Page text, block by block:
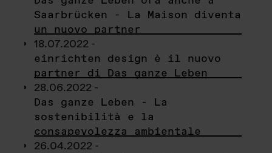
Saarbrücken - La Maison diventa
un nuovo partner
18.07.2022 -
einrichten design è il nuovo
partner di Das ganze Leben
28.06.2022 -
Das ganze Leben - La
sostenibilità e la
consapevolezza ambientale
26.04.2022 -